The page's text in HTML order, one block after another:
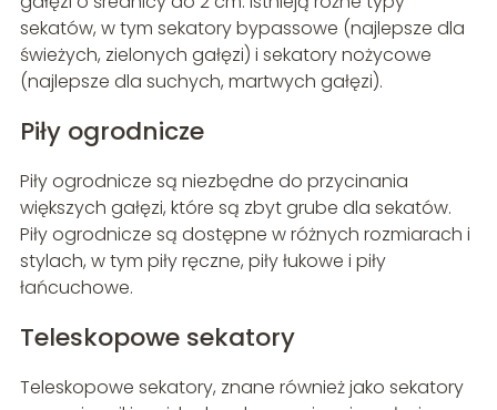
sekatów, w tym sekatory bypassowe (najlepsze dla
świeżych, zielonych gałęzi) i sekatory nożycowe
(najlepsze dla suchych, martwych gałęzi).
Piły ogrodnicze
Piły ogrodnicze są niezbędne do przycinania
większych gałęzi, które są zbyt grube dla sekatów.
Piły ogrodnicze są dostępne w różnych rozmiarach i
stylach, w tym piły ręczne, piły łukowe i piły
łańcuchowe.
Teleskopowe sekatory
Teleskopowe sekatory, znane również jako sekatory